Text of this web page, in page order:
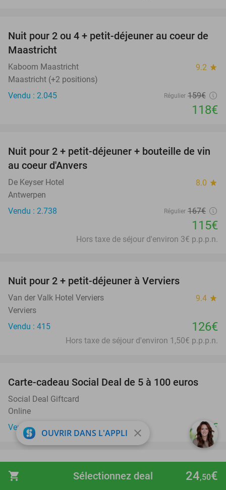
shopping_cart 24,50€
Sélectionnez deal
26%
Nuit pour 2 ou 4 + petit-déjeuner au coeur de
Maastricht
Kaboom Maastricht 9.2 star
Maastricht (+2 positions)
Vendu : 2.045
Régulier 159€
118€
31%
Nuit pour 2 + petit-déjeuner + bouteille de vin
au coeur d'Anvers
De Keyser Hotel 8.0 star
Antwerpen
Vendu : 2.738
Régulier 167€
115€
Hors taxe de séjour d'environ 3€ p.p.p.n.
Nuit pour 2 + petit-déjeuner à Verviers
Van der Valk Hotel Verviers 9.4 star
Verviers
Vendu : 415
126€
Hors taxe de séjour d'environ 1,50€ p.p.p.n.
Carte-cadeau Social Deal de 5 à 100 euros
Social Deal Giftcard
Online
Vendu : 76.906
5€
55%
favorite_border
2 nuits pour 2 + petit-déjeuner + bouteille de
vin en Zélande
OUVRIR DANS L'APPLI close